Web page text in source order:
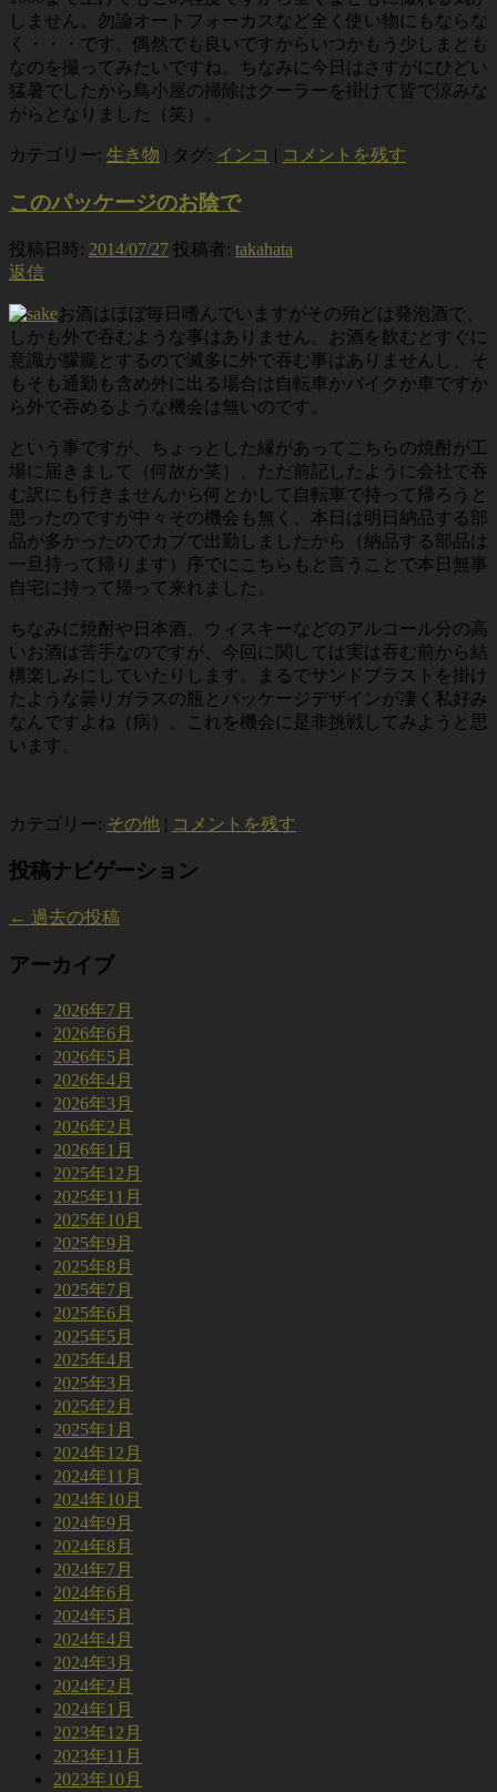
しません。勿論オートフォーカスなど全く使い物にもならな
く・・・です。偶然でも良いですからいつかもう少しまとも
なのを撮ってみたいですね。ちなみに今日はさすがにひどい
猛暑でしたから鳥小屋の掃除はクーラーを掛けて皆で涼みな
がらとなりました（笑）。
カテゴリー: 生き物 | タグ: インコ | コメントを残す
このパッケージのお陰で
投稿日時: 2014/07/27 投稿者: takahata
返信
お酒はほぼ毎日嗜んでいますがその殆どは発泡酒で、
しかも外で吞むような事はありません。お酒を飲むとすぐに
意識が朦朧とするので滅多に外で吞む事はありませんし、そ
もそも通勤も含め外に出る場合は自転車かバイクか車ですか
ら外で吞めるような機会は無いのです。
という事ですが、ちょっとした縁があってこちらの焼酎が工
場に届きまして（何故か笑）、ただ前記したように会社で吞
む訳にも行きませんから何とかして自転車で持って帰ろうと
思ったのですが中々その機会も無く、本日は明日納品する部
品が多かったのでカブで出勤しましたから（納品する部品は
一旦持って帰ります）序でにこちらもと言うことで本日無事
自宅に持って帰って来れました。
ちなみに焼酎や日本酒、ウィスキーなどのアルコール分の高
いお酒は苦手なのですが、今回に関しては実は吞む前から結
構楽しみにしていたりします。まるでサンドブラストを掛け
たような曇りガラスの瓶とパッケージデザインが凄く私好み
なんですよね（病）。これを機会に是非挑戦してみようと思
います。
カテゴリー: その他 | コメントを残す
投稿ナビゲーション
← 過去の投稿
アーカイブ
2026年7月
2026年6月
2026年5月
2026年4月
2026年3月
2026年2月
2026年1月
2025年12月
2025年11月
2025年10月
2025年9月
2025年8月
2025年7月
2025年6月
2025年5月
2025年4月
2025年3月
2025年2月
2025年1月
2024年12月
2024年11月
2024年10月
2024年9月
2024年8月
2024年7月
2024年6月
2024年5月
2024年4月
2024年3月
2024年2月
2024年1月
2023年12月
2023年11月
2023年10月